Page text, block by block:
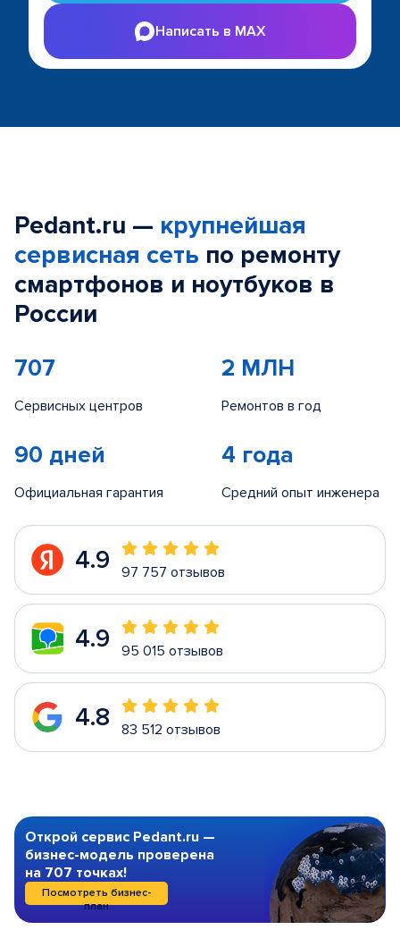
Написать в MAX
Pedant.ru — крупнейшая
сервисная сеть по ремонту
смартфонов и ноутбуков в
России
707
Сервисных центров
2 МЛН
Ремонтов в год
90 дней
Официальная гарантия
4 года
Средний опыт инженера
4.9 97 757 отзывов
4.9 95 015 отзывов
4.8 83 512 отзывов
Открой сервис Pedant.ru —
бизнес-модель проверена
на 707 точках!
Посмотреть бизнес-
план